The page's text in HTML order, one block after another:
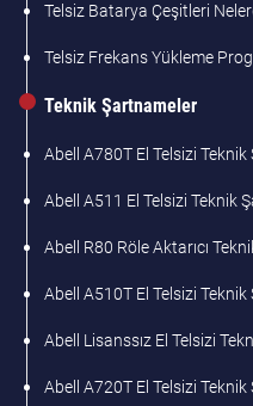
Telsiz Batarya Çeşitleri
Telsiz Frekans Yükleme
Teknik Şartnameler
Abell A780T El Telsizi
Abell A511 El Telsizi Teknik
Abell R80 Röle Aktarıcı
Abell A510T El Telsizi
Abell Lisanssız El Telsizi
Abell A720T El Telsizi